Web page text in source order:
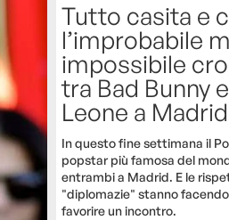
Tutto casita e
l’improbabile
impossibile
tra Bad Bunny
Leone a Madrid
In questo fine settimana il
popstar più famosa del
entrambi a Madrid. E le
"diplomazie" stanno
favorire un incontro.